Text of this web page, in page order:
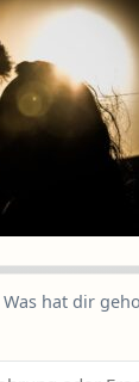
Was hat dir